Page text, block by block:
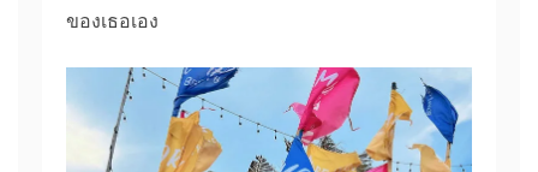
ของเธอเอง